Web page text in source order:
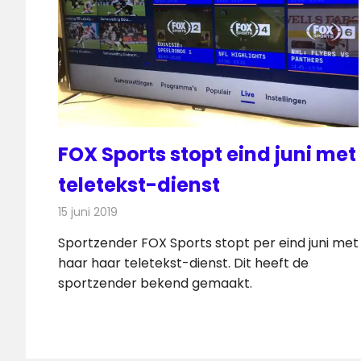
FOX Sports stopt eind juni met
teletekst-dienst
15 juni 2019
Sportzender FOX Sports stopt per eind juni met
haar haar teletekst-dienst. Dit heeft de
sportzender bekend gemaakt.